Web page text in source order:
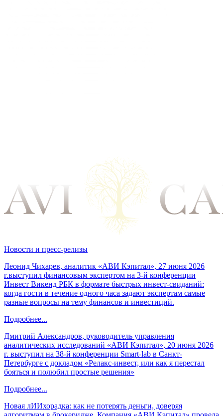
Новости и пресс-релизы
Леонид Чихарев, аналитик «АВИ Кэпитал», 27 июня 2026
г.выступил финансовым экспертом на 3-й конференции
Инвест Викенд РБК в формате быстрых инвест-свиданий:
когда гости в течение одного часа задают экспертам самые
разные вопросы на тему финансов и инвестиций.
Подробнее...
Дмитрий Александров, руководитель управления
аналитических исследований «АВИ Кэпитал», 20 июня 2026
г. выступил на 38-й конференции Smart-lab в Санкт-
Петербурге с докладом «Релакс-инвест, или как я перестал
бояться и полюбил простые решения»
Подробнее...
Новая лИИхорадка: как не потерять деньги, доверяя